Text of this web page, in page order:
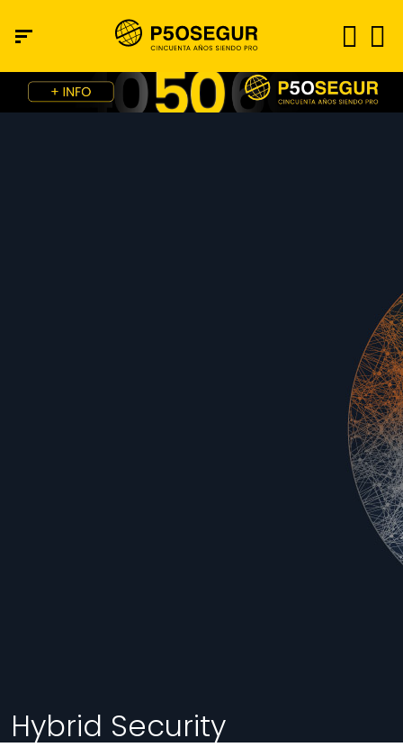
Hybrid Security